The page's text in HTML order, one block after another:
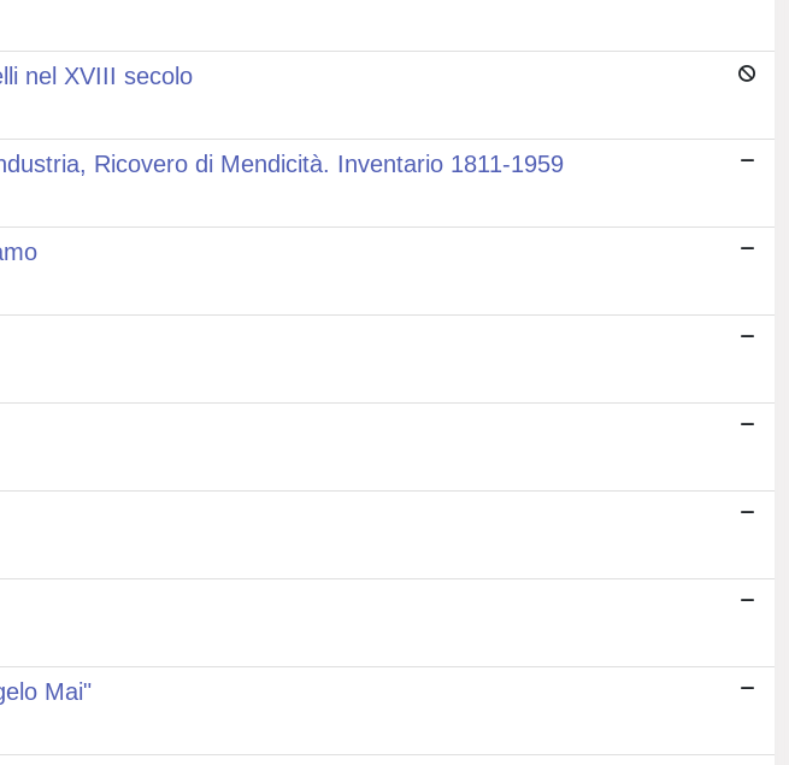
nel XVIII secolo
Ricovero di Mendicità. Inventario 1811-1959
Mai"